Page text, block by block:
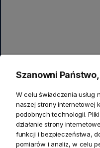
na pierwsze
Zapisz się
przez nas swoich danych w
KONTAKT
Realizacja zamówień
Szanowni Państwo,
W celu świadczenia usług
naszej strony internetowej
podobnych technologii.
działanie strony
funkcji i bezpieczeństwa,
pomiarów i analiz, w celu